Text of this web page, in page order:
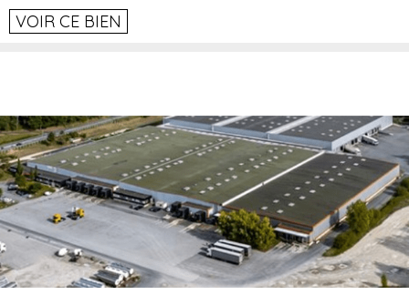
VOIR CE BIEN